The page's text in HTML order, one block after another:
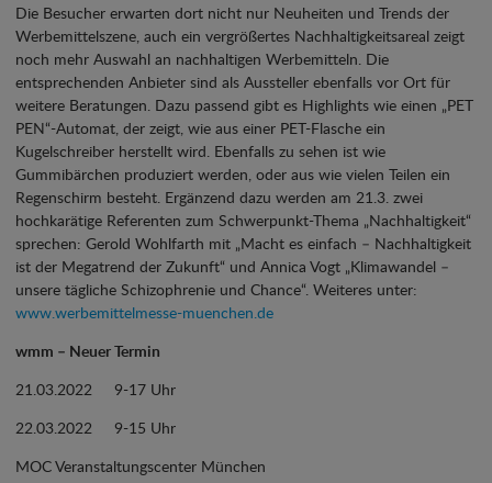
Die Besucher erwarten dort nicht nur Neuheiten und Trends der
Werbemittelszene, auch ein vergrößertes Nachhaltigkeitsareal zeigt
noch mehr Auswahl an nachhaltigen Werbemitteln. Die
entsprechenden Anbieter sind als Aussteller ebenfalls vor Ort für
weitere Beratungen. Dazu passend gibt es Highlights wie einen „PET
PEN“-Automat, der zeigt, wie aus einer PET-Flasche ein
Kugelschreiber herstellt wird. Ebenfalls zu sehen ist wie
Gummibärchen produziert werden, oder aus wie vielen Teilen ein
Regenschirm besteht. Ergänzend dazu werden am 21.3. zwei
hochkarätige Referenten zum Schwerpunkt-Thema „Nachhaltigkeit“
sprechen: Gerold Wohlfarth mit „Macht es einfach – Nachhaltigkeit
ist der Megatrend der Zukunft“ und Annica Vogt „Klimawandel –
unsere tägliche Schizophrenie und Chance“. Weiteres unter:
www.werbemittelmesse-muenchen.de
wmm – Neuer Termin
21.03.2022 9-17 Uhr
22.03.2022 9-15 Uhr
MOC Veranstaltungscenter München